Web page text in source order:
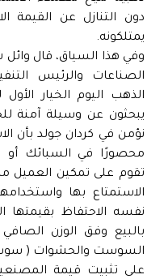
دون التنازل عن القيمة
يمتلكونه.
وفي هذا السياق، قال
الصناعات والرئيس
الذهب اليوم الخيار
يبحثون عن وسيلة آمنة
نؤمن في كردان جولد بأن
محصورًا في السبائك أو
تقوم على تمكين العميل
الاستمتاع بها
نفسه الاحتفاظ بقيمتها
بالبيع وفق الوزن
السوست والحشوات ( سوست
على تثبيت قيمة